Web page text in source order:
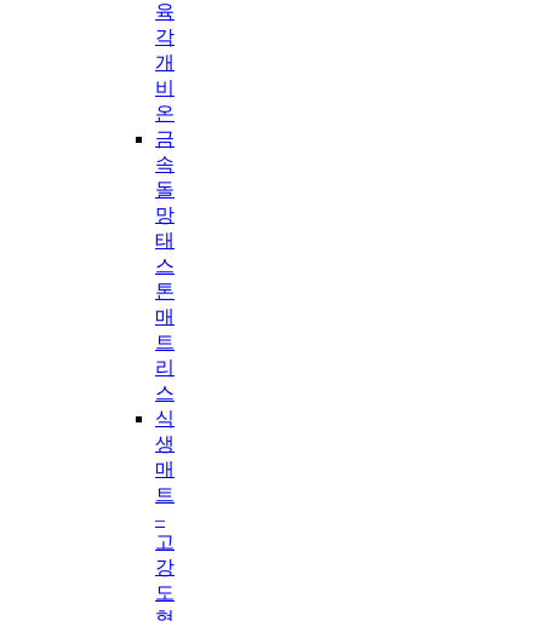
육
각
개
비
온
금
속
돌
망
태
스
톤
매
트
리
스
식
생
매
트
–
고
강
도